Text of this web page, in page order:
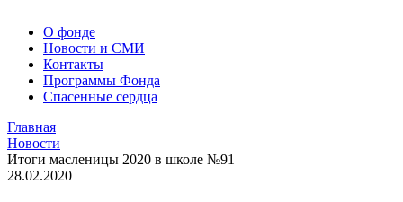
О фонде
Новости и СМИ
Контакты
Программы Фонда
Спасенные сердца
Главная
Новости
Итоги масленицы 2020 в школе №91
28.02.2020